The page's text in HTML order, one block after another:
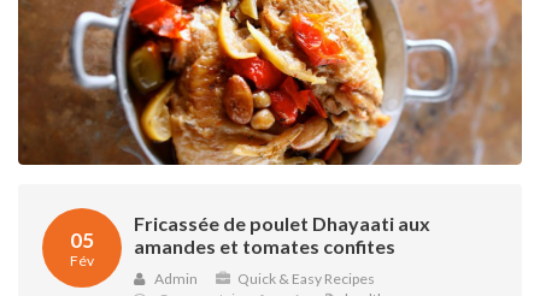
05
Fév
Fricassée de poulet Dhayaati aux
amandes et tomates confites
Admin
Quick & Easy Recipes